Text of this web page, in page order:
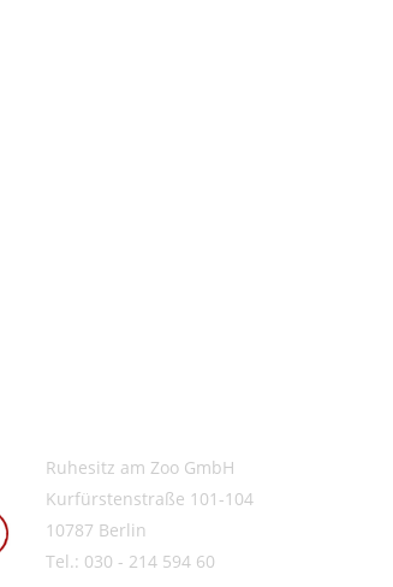
Ruhesitz am Zoo GmbH
Kurfürstenstraße 101-104
10787 Berlin
Tel.: 030 - 214 594 60